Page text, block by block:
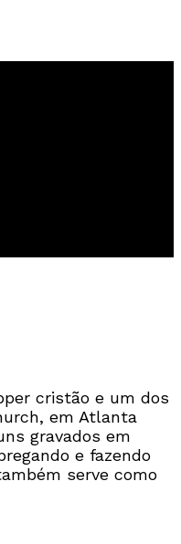
cristão e um dos
em Atlanta
gravados em
e fazendo
serve como